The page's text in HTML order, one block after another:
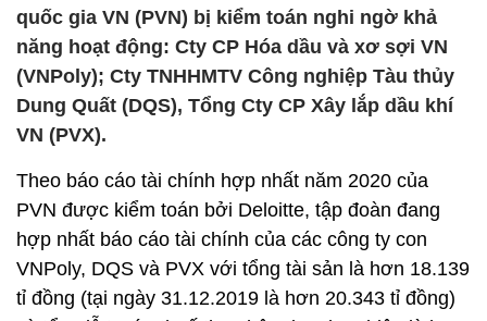
quốc gia VN (PVN) bị kiểm toán nghi ngờ khả
năng hoạt động: Cty CP Hóa dầu và xơ sợi VN
(VNPoly); Cty TNHHMTV Công nghiệp Tàu thủy
Dung Quất (DQS), Tổng Cty CP Xây lắp dầu khí
VN (PVX).
Theo báo cáo tài chính hợp nhất năm 2020 của
PVN được kiểm toán bởi Deloitte, tập đoàn đang
hợp nhất báo cáo tài chính của các công ty con
VNPoly, DQS và PVX với tổng tài sản là hơn 18.139
tỉ đồng (tại ngày 31.12.2019 là hơn 20.343 tỉ đồng)